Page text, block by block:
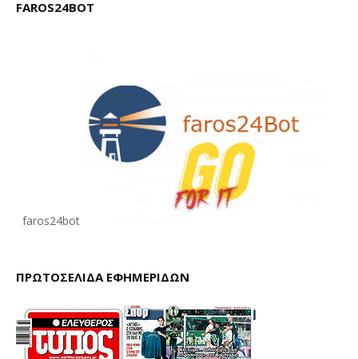
FAROS24BOT
faros24bot
ΠΡΩΤΟΣΕΛΙΔΑ ΕΦΗΜΕΡΙΔΩΝ